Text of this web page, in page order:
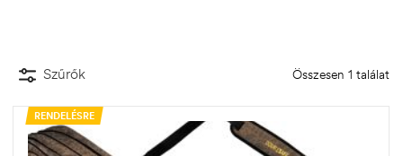
Szűrők Összesen 1 találat
RENDELÉSRE